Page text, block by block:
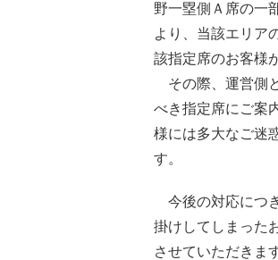
野一塁側Ａ席の一
より、当該エリア
該指定席のお客様
その際、運営側
べき指定席にご案
様には多大なご迷
す。
今後の対応につ
掛けしてしまった
させていただきま